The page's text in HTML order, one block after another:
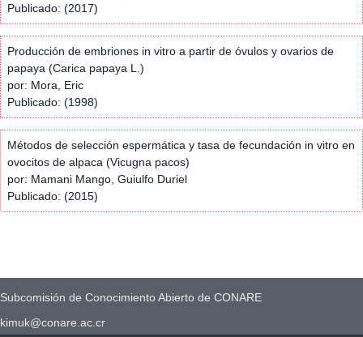
Publicado: (2017)
Producción de embriones in vitro a partir de óvulos y ovarios de
papaya (Carica papaya L.)
por: Mora, Eric
Publicado: (1998)
Métodos de selección espermática y tasa de fecundación in vitro en
ovocitos de alpaca (Vicugna pacos)
por: Mamani Mango, Guiulfo Duriel
Publicado: (2015)
Subcomisión de Conocimiento Abierto de CONARE
kimuk@conare.ac.cr